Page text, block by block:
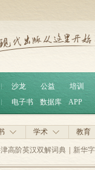
沙龙 公益
培训
电子书 数据库 APP
学术 教育
高阶英汉双解词典 新华